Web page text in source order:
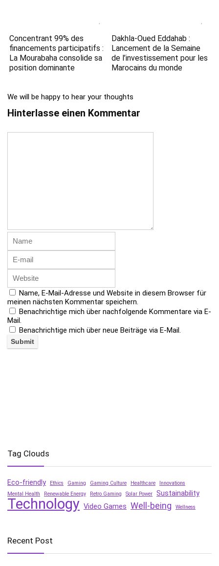
Concentrant 99% des
financements participatifs :
La Mourabaha consolide sa
position dominante
Dakhla-Oued Eddahab :
Lancement de la Semaine
de l’investissement pour les
Marocains du monde
We will be happy to hear your thoughts
Hinterlasse einen Kommentar
Name, E-Mail-Adresse und Website in diesem Browser für
meinen nächsten Kommentar speichern.
Benachrichtige mich über nachfolgende Kommentare via E-
Mail.
Benachrichtige mich über neue Beiträge via E-Mail.
Tag Clouds
Eco-friendly Ethics Gaming Gaming Culture Healthcare
Innovations
Mental Health
Renewable Energy Retro Gaming Solar Power Sustainability
Technology Video Games Well-being Wellness
Recent Post